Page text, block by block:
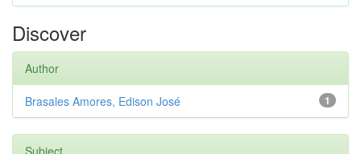
Discover
Author
1
Brasales Amores, Edison José
Subject